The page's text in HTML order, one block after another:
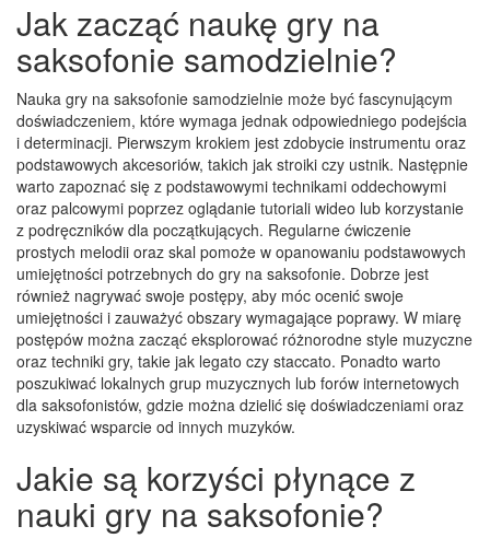
Jak zacząć naukę gry na
saksofonie samodzielnie?
Nauka gry na saksofonie samodzielnie może być fascynującym
doświadczeniem, które wymaga jednak odpowiedniego podejścia
i determinacji. Pierwszym krokiem jest zdobycie instrumentu oraz
podstawowych akcesoriów, takich jak stroiki czy ustnik. Następnie
warto zapoznać się z podstawowymi technikami oddechowymi
oraz palcowymi poprzez oglądanie tutoriali wideo lub korzystanie
z podręczników dla początkujących. Regularne ćwiczenie
prostych melodii oraz skal pomoże w opanowaniu podstawowych
umiejętności potrzebnych do gry na saksofonie. Dobrze jest
również nagrywać swoje postępy, aby móc ocenić swoje
umiejętności i zauważyć obszary wymagające poprawy. W miarę
postępów można zacząć eksplorować różnorodne style muzyczne
oraz techniki gry, takie jak legato czy staccato. Ponadto warto
poszukiwać lokalnych grup muzycznych lub forów internetowych
dla saksofonistów, gdzie można dzielić się doświadczeniami oraz
uzyskiwać wsparcie od innych muzyków.
Jakie są korzyści płynące z
nauki gry na saksofonie?